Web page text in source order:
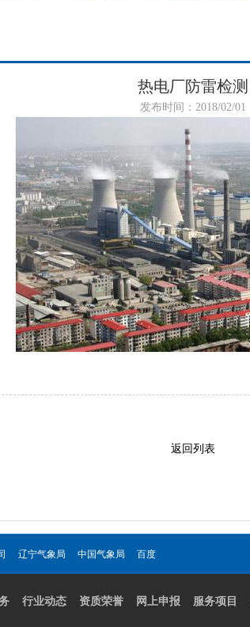
热电厂防雷检测
发布时间：2018/02/01
返回列表
辽宁气象局 中国气象局 百度
行业动态 资质荣誉 网上申报 服务项目